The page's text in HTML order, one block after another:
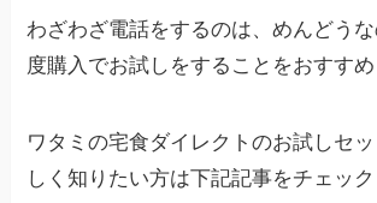
わざわざ電話をするのは、めんどう
度購入でお試しをすることをおすすめ
ワタミの宅食ダイレクトのお試しセ
しく知りたい方は下記記事をチェック